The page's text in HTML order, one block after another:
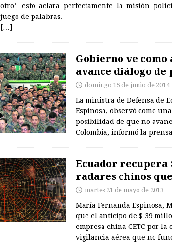
otro’, esto aclara perfectamente la misión
juego de palabras.
[…]
Gobierno ve como
avance diálogo de
domingo 15 de junio de 2014
La ministra de Defensa de
Espinosa, observó como
posibilidad de que no
Colombia, informó la
Ecuador recupera
radares chinos
martes 21 de mayo de 2013
María Fernanda Espinosa,
que el anticipo de $ 39
empresa china CETC por la
vigilancia aérea que no